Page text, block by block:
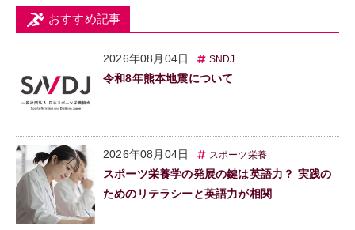
おすすめ記事
2026年08月04日 SNDJ
令和8年熊本地震について
2026年08月04日 スポーツ栄養
スポーツ栄養学の発展の鍵は英語力？ 実践の
ためのリテラシーと英語力が相関